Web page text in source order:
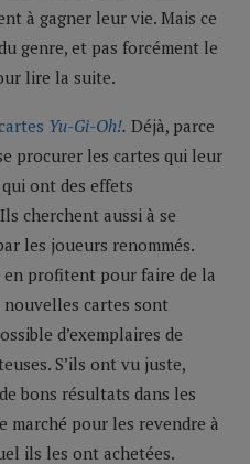
à gagner leur vie. Mais ce
genre, et pas forcément le
lire la suite.
Yu-Gi-Oh!. Déjà, parce
procurer les cartes qui leur
ont des effets
cherchent aussi à se
les joueurs renommés.
en profitent pour faire de la
nouvelles cartes sont
d’exemplaires de
S’ils ont vu juste,
bons résultats dans les
pour les revendre à
ils les ont achetées.